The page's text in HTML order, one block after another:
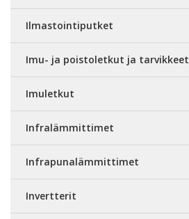
Ilmastointiputket
Imu- ja poistoletkut ja tarvikkeet
Imuletkut
Infralämmittimet
Infrapunalämmittimet
Invertterit